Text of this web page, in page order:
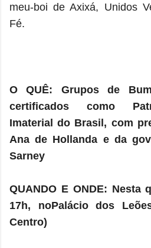
meu-boi de Axixá, Unidos
Fé.
O QUÊ: Grupos de
certificados como
Imaterial do Brasil, com
Ana de Hollanda e da
Sarney
QUANDO E ONDE: Nesta
17h, noPalácio dos
Centro)